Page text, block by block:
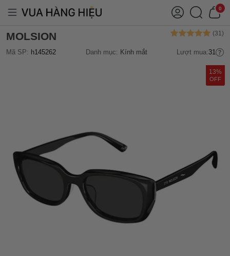
0
MOLSION
Mã SP: h145262 Danh mục: Kính mắt Lượt mua:31
13%
OFF